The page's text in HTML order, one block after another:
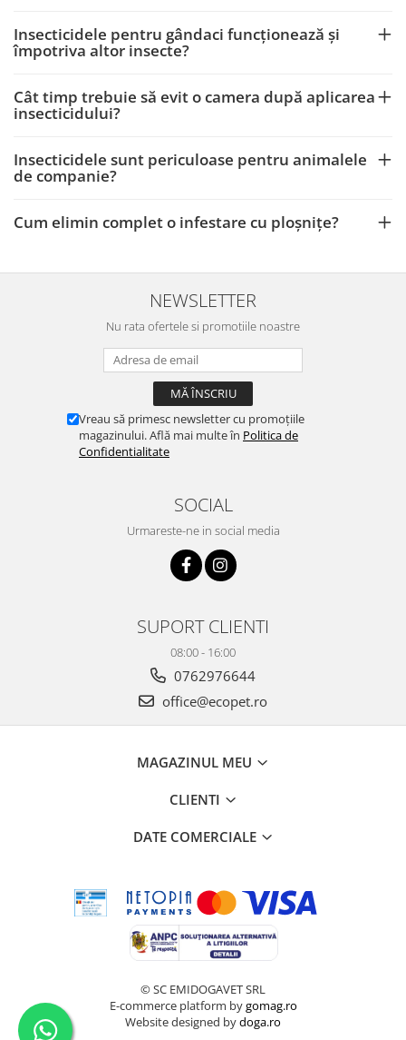
Insecticidele pentru gândaci funcționează și
împotriva altor insecte?
Cât timp trebuie să evit o camera după aplicarea
insecticidului?
Insecticidele sunt periculoase pentru animalele
de companie?
Cum elimin complet o infestare cu ploșnițe?
NEWSLETTER
Nu rata ofertele si promotiile noastre
Vreau să primesc newsletter cu promoțiile
magazinului. Află mai multe în Politica de
Confidentialitate
SOCIAL
Urmareste-ne in social media
SUPORT CLIENTI
08:00 - 16:00
0762976644
office@ecopet.ro
MAGAZINUL MEU
CLIENTI
DATE COMERCIALE
© SC EMIDOGAVET SRL
E-commerce platform bygomag.ro
Website designed bydoga.ro